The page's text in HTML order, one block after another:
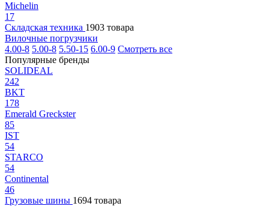
Michelin
17
Складская техника 1903 товара
Вилочные погрузчики
4.00-8 5.00-8 5.50-15 6.00-9 Смотреть все
Популярные бренды
SOLIDEAL
242
BKT
178
Emerald Greckster
85
IST
54
STARCO
54
Continental
46
Грузовые шины 1694 товара